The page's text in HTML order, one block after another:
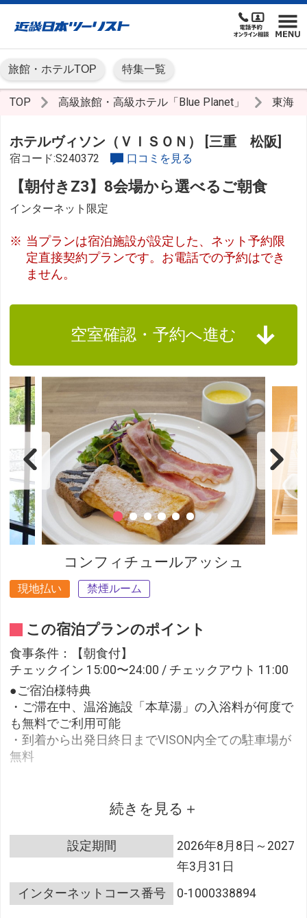
旅館・ホテルTOP 特集一覧
TOP 高級旅館・高級ホテル「Blue Planet」 東海
ホテルヴィソン（ＶＩＳＯＮ） [三重 松阪]
宿コード:S240372 口コミを見る
【朝付きZ3】8会場から選べるご朝食
インターネット限定
当プランは宿泊施設が設定した、ネット予約限
定直接契約プランです。お電話での予約はでき
ません。
空室確認・予約へ進む
コンフィチュールアッシュ
現地払い 禁煙ルーム
この宿泊プランのポイント
食事条件：【朝食付】
チェックイン 15:00〜24:00 / チェックアウト 11:00
●ご宿泊様特典
・ご滞在中、温浴施設「本草湯」の入浴料が何度で
も無料でご利用可能
・到着から出発日終日までVISON内全ての駐車場が
無料
～ 和食 ～
【卵かけご飯】 削節本舗 伊勢和
部制：9:00 / 10:00
※背の高いハイカウンターがメイン、座席の指定は
続きを見る
設定期間
2026年8月8日～2027
年3月31日
インターネットコース番号
0-1000338894